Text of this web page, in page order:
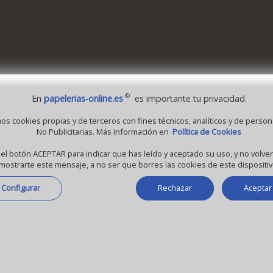
- 2026 Grupo Selfpaper. Todos los derechos reservados
online.es, y las webs de ©gruposelfpaper.org están gestionadas, y son propiedad de :
Self-Paper, S.L. - C.I.F. B97233654, inscrita en el Registro Mercantil de Valencia (
Tomo 7263, Libro 4565, Folio 1, Sección 8, Hoja V-85203.
En papelerias-online.es©es importante tu privacidad.
cookies propias y de terceros con fines técnicos, analíticos y de
No Publicitarias. Más información enPolítica de Cookies
botón ACEPTAR para indicar que has leído y aceptado su uso, y no
mostrarte este mensaje, a no ser que borres las cookies de este
Rechazar Aceptar
Configurar